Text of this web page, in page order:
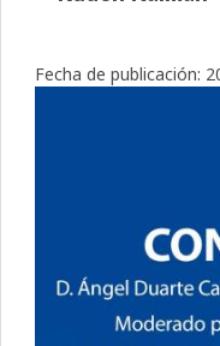
Fecha de publicación: